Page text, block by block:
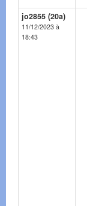
jo2855 (20a)
11/12/2023 à
18:43